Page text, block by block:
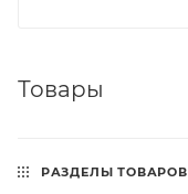
Товары
РАЗДЕЛЫ ТОВАРОВ